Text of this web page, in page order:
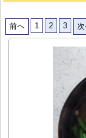
前ヘ 1 2 3